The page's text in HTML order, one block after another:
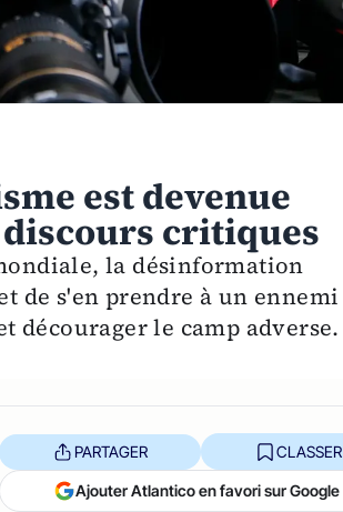
est devenue
critiques
la désinformation
de s'en prendre à un ennemi
décourager le camp adverse.
PARTAGER CLASSER
Ajouter Atlantico en favori sur Google